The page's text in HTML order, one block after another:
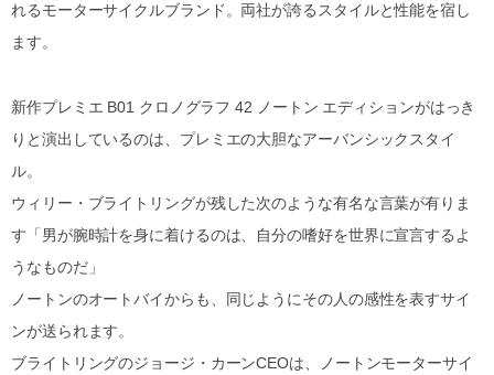
れるモーターサイクルブランド。両社が誇るスタイルと性能を宿し
ます。
新作プレミエ B01 クロノグラフ 42 ノートン エディションがはっき
りと演出しているのは、プレミエの大胆なアーバンシックスタイ
ル。
ウィリー・ブライトリングが残した次のような有名な言葉が有りま
す「男が腕時計を身に着けるのは、自分の嗜好を世界に宣言するよ
うなものだ」
ノートンのオートバイからも、同じようにその人の感性を表すサイ
ンが送られます。
ブライトリングのジョージ・カーンCEOは、ノートンモーターサイ